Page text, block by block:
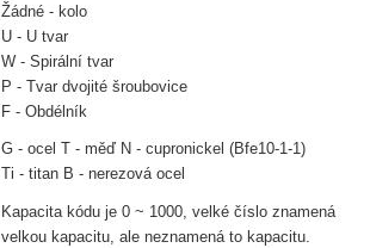
Žádné - kolo
U - U tvar
W - Spirální tvar
P - Tvar dvojité šroubovice
F - Obdélník
G - ocel T - měď N - cupronickel (Bfe10-1-1)
Ti - titan B - nerezová ocel
Kapacita kódu je 0 ~ 1000, velké číslo znamená
velkou kapacitu, ale neznamená to kapacitu.